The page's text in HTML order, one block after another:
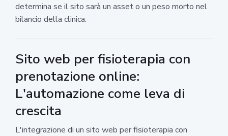
determina se il sito sarà un asset o un peso morto nel
bilancio della clinica.
Sito web per fisioterapia con
prenotazione online:
L'automazione come leva di
crescita
L'integrazione di un sito web per fisioterapia con